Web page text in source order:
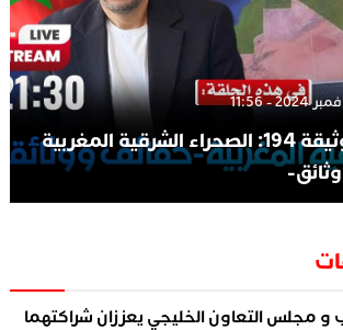
الثقة فالوثيقة 194: الصحراء الشرقية المغربية
مجلس التعاون الخليجي يعززان شراكتهما